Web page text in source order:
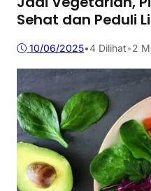
Sehat dan Peduli
10/06/2025•4 Dilihat•2